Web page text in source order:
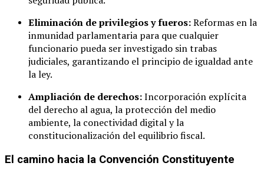
Eliminación de privilegios y fueros:Reformas en la
inmunidad parlamentaria para que cualquier
funcionario pueda ser investigado sin trabas
judiciales, garantizando el principio de igualdad ante
la ley.
Ampliación de derechos:Incorporación explícita
del derecho al agua, la protección del medio
ambiente, la conectividad digital y la
constitucionalización del equilibrio fiscal.
El camino hacia la Convención Constituyente